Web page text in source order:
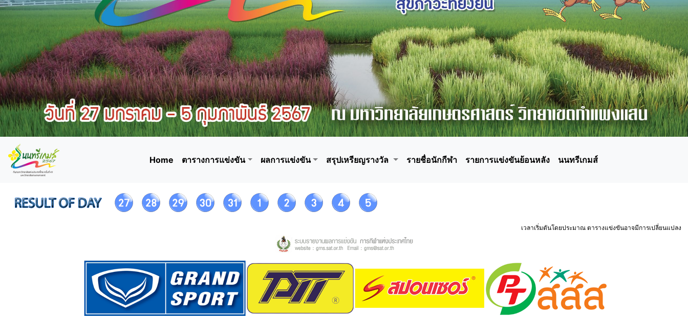
Home ตารางการแข่งขัน ผลการแข่งขัน สรุปเหรียญรางวัล รายชื่อนักกีฬา รายการแข่งขันย้อนหลัง นนทรีเกมส์
เวลาเริ่มตันโดยประมาณ ตารางแข่งขันอาจมีการเปลี่ยนแปลง